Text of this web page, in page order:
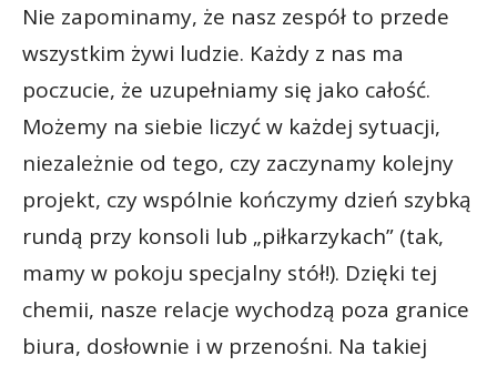
Nie zapominamy, że nasz zespół to przede
wszystkim żywi ludzie. Każdy z nas ma
poczucie, że uzupełniamy się jako całość.
Możemy na siebie liczyć w każdej sytuacji,
niezależnie od tego, czy zaczynamy kolejny
projekt, czy wspólnie kończymy dzień szybką
rundą przy konsoli lub „piłkarzykach” (tak,
mamy w pokoju specjalny stół!). Dzięki tej
chemii, nasze relacje wychodzą poza granice
biura, dosłownie i w przenośni. Na takiej